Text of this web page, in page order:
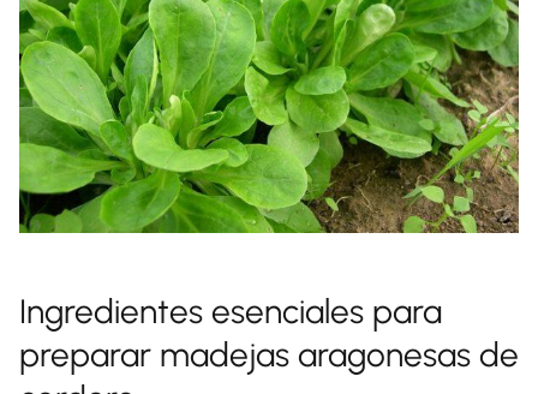
Ingredientes esenciales para
preparar madejas aragonesas de